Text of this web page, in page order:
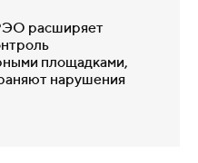
расширяет
площадками,
нарушения